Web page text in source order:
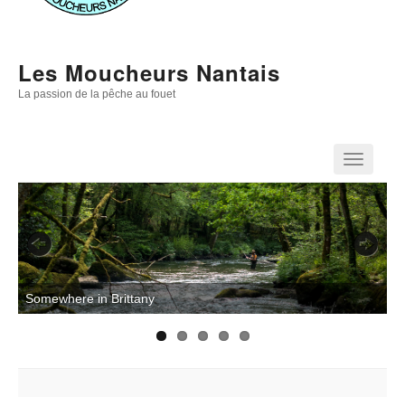
Les Moucheurs Nantais
La passion de la pêche au fouet
Principale
Somewhere in Brittany
Previous Next